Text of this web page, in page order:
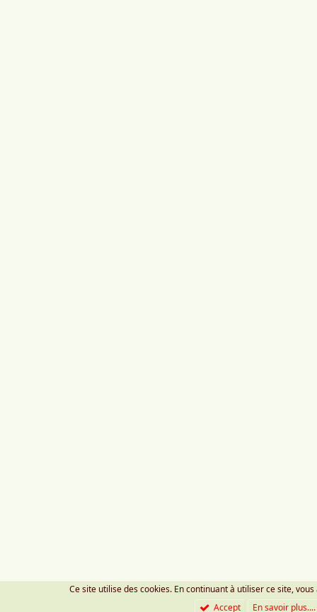
Ce site utilise des cookies. En continuant à utiliser ce site,
Accept
En savoir plus....